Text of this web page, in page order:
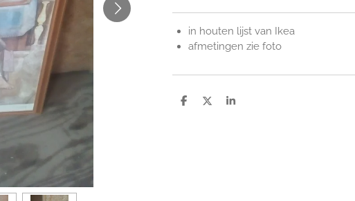
in houten lijst van Ikea
afmetingen zie foto
D
D
S